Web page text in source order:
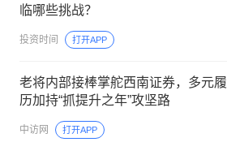
临哪些挑战？
投资时间 打开APP
老将内部接棒掌舵西南证券，多元履
历加持“抓提升之年”攻坚路
中访网 打开APP